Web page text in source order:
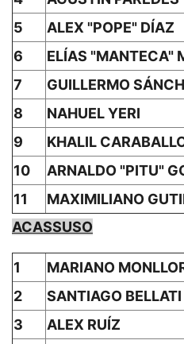
5
ALEX "POPE" DÍAZ
6
ELÍAS "MANTECA"
7
GUILLERMO
8
NAHUEL YERI
9
KHALIL
10
ARNALDO "PITU"
11
MAXIMILIANO
ACASSUSO
1
MARIANO
2
SANTIAGO BELLATI
3
ALEX RUÍZ